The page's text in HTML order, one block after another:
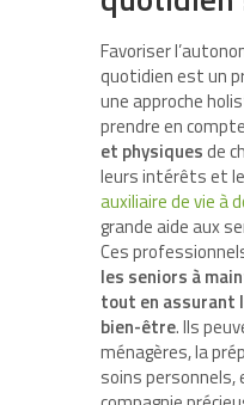
Favoriser
quotidien est un
une approche
prendre en compte
et physiquesde
leurs intérêts et
auxiliaire de vie à
grande aide aux
Ces
les seniors à
tout en assurant
bien-être. Ils
ménagères, la
soins